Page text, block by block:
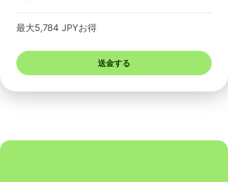
最大5,784 JPYお得
送金する